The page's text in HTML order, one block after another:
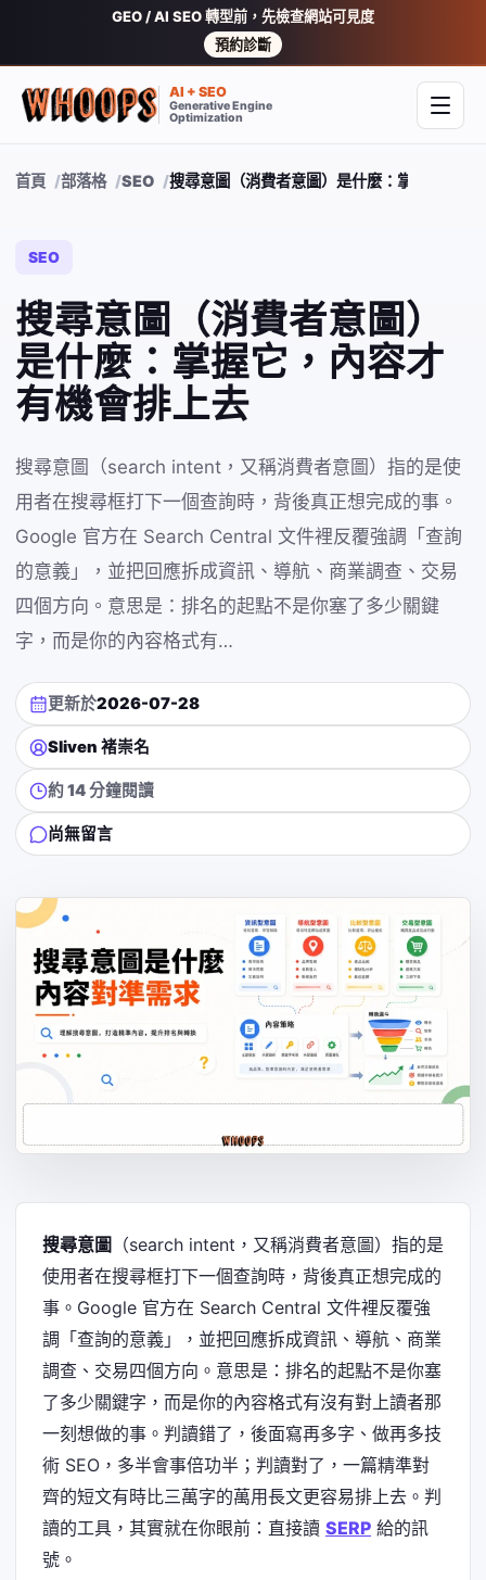
GEO / AI SEO 轉型前，先檢查網站可見度
預約診斷
AI + SEO
Generative Engine
Optimization
開啟
首頁 部落格 SEO 搜尋意圖（消費者意圖）是什麼：掌握它，內
SEO
搜尋意圖（消費者意圖）
是什麼：掌握它，內容才
有機會排上去
搜尋意圖（search intent，又稱消費者意圖）指的是使
用者在搜尋框打下一個查詢時，背後真正想完成的事。
Google 官方在 Search Central 文件裡反覆強調「查詢
的意義」，並把回應拆成資訊、導航、商業調查、交易
四個方向。意思是：排名的起點不是你塞了多少關鍵
字，而是你的內容格式有…
更新於2026-07-28
Sliven 褚崇名
約 14 分鐘閱讀
尚無留言
搜尋意圖 （search intent，又稱消費者意圖）指的是
使用者在搜尋框打下一個查詢時，背後真正想完成的
事。Google 官方在 Search Central 文件裡反覆強
調「查詢的意義」，並把回應拆成資訊、導航、商業
調查、交易四個方向。意思是：排名的起點不是你塞
了多少關鍵字，而是你的內容格式有沒有對上讀者那
一刻想做的事。判讀錯了，後面寫再多字、做再多技
術 SEO，多半會事倍功半；判讀對了，一篇精準對
齊的短文有時比三萬字的萬用長文更容易排上去。判
讀的工具，其實就在你眼前：直接讀 SERP 給的訊
號。